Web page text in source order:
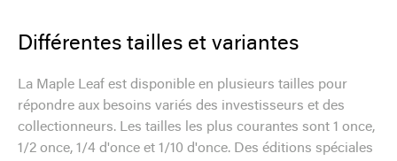
Différentes tailles et variantes
La Maple Leaf est disponible en plusieurs tailles pour
répondre aux besoins variés des investisseurs et des
collectionneurs. Les tailles les plus courantes sont 1 once,
1/2 once, 1/4 d'once et 1/10 d'once. Des éditions spéciales